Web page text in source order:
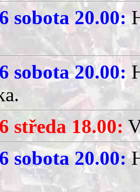
sobota 20.00:
sobota 20.00:
středa 18.00:
sobota 20.00: